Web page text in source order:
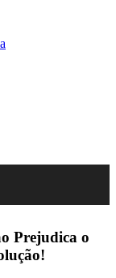
Prejudica o